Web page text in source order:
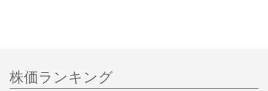
株価ランキング